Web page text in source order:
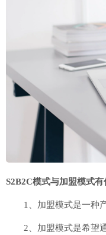
S2B2C模式与加盟模式有
1、加盟模式是一种产
2、加盟模式是希望通